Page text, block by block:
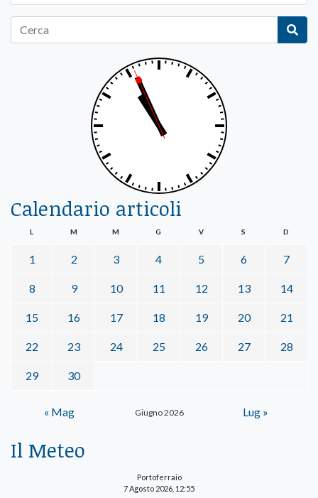
Calendario articoli
Giugno 2026
L M M G V S D
1 2 3 4 5 6 7
8 9 10 11 12 13 14
15 16 17 18 19 20 21
22 23 24 25 26 27 28
29 30
« Mag Lug »
Il Meteo
Portoferraio
7 Agosto 2026, 12:55